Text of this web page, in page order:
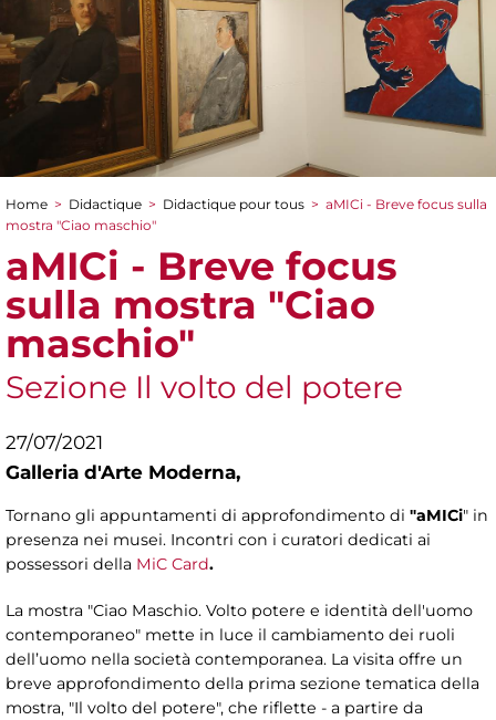
You are here
Home > Didactique > Didactique pour tous > aMICi - Breve focus sulla
mostra "Ciao maschio"
aMICi - Breve focus
sulla mostra "Ciao
maschio"
Sezione Il volto del potere
27/07/2021
Galleria d'Arte Moderna,
Tornano gli appuntamenti di approfondimento di "aMICi" in
presenza nei musei. Incontri con i curatori dedicati ai
possessori della MiC Card.
La mostra "Ciao Maschio. Volto potere e identità dell'uomo
contemporaneo" mette in luce il cambiamento dei ruoli
dell’uomo nella società contemporanea. La visita offre un
breve approfondimento della prima sezione tematica della
mostra, "Il volto del potere", che riflette - a partire da